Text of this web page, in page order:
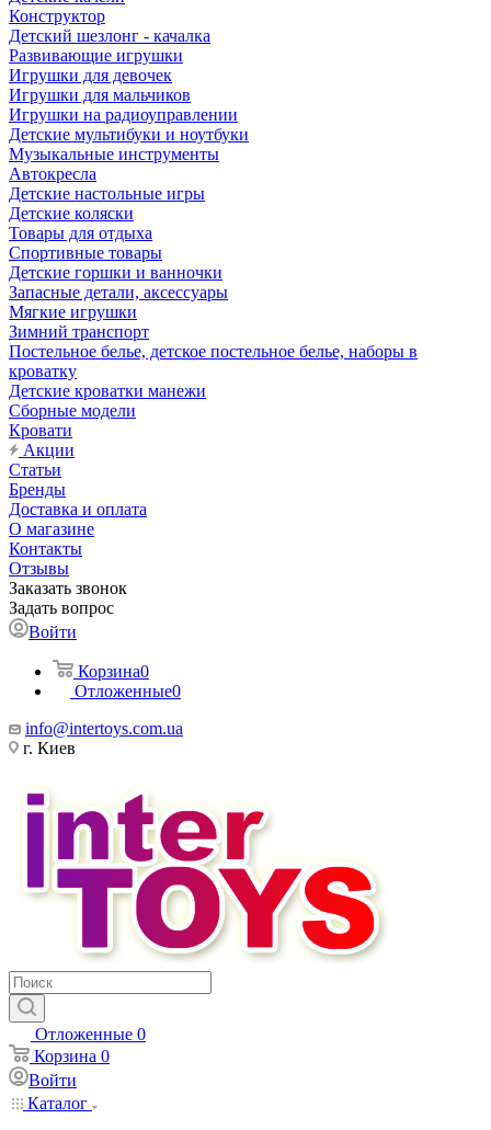
Конструктор
Детский шезлонг - качалка
Развивающие игрушки
Игрушки для девочек
Игрушки для мальчиков
Игрушки на радиоуправлении
Детские мультибуки и ноутбуки
Музыкальные инструменты
Автокресла
Детские настольные игры
Детские коляски
Товары для отдыха
Спортивные товары
Детские горшки и ванночки
Запасные детали, аксессуары
Мягкие игрушки
Зимний транспорт
Постельное белье, детское постельное белье, наборы в
кроватку
Детские кроватки манежи
Сборные модели
Кровати
Акции
Статьи
Бренды
Доставка и оплата
О магазине
Контакты
Отзывы
Заказать звонок
Задать вопрос
Войти
Корзина0
Отложенные0
info@intertoys.com.ua
г. Киев
Отложенные 0
Корзина 0
Войти
Каталог